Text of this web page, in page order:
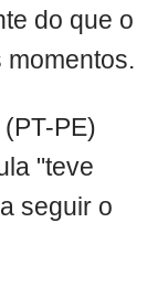
do que o
momentos.
PE)
"teve
seguir o